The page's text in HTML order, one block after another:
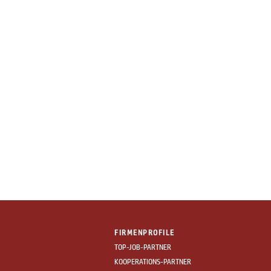
FIRMENPROFILE
TOP-JOB-PARTNER
KOOPERATIONS-PARTNER